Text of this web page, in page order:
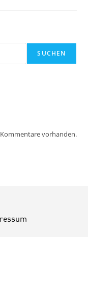
SUCHEN
vorhanden.